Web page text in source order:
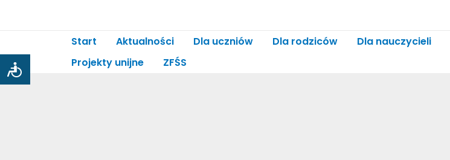
Start Aktualności Dla uczniów Dla rodziców Dla nauczycieli
Projekty unijne
ZFŚS